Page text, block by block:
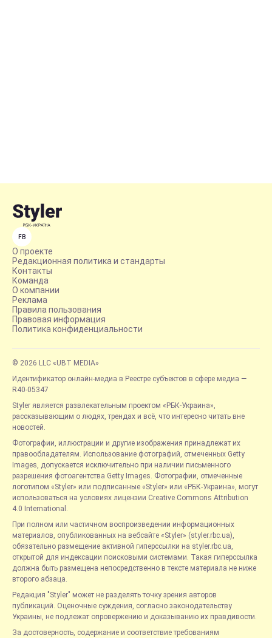
FB
О проекте
Редакционная политика и стандарты
Контакты
Команда
О компании
Реклама
Правила пользования
Правовая информация
Политика конфиденциальности
© 2026 LLC «UBT MEDIA»
Идентификатор онлайн-медиа в Реестре субъектов в сфере медиа —
R40-05347
Styler является развлекательным проектом «РБК-Украина»,
рассказывающим о людях, трендах и всё, что интересно читать вне
новостей.
Фотографии, иллюстрации и другие изображения принадлежат их
правообладателям. Использование фотографий, отмеченных Getty
Images, допускается исключительно при наличии письменного
разрешения фотоагентства Getty Images. Фотографии, отмеченные
логотипом «Styler» или подписанные «Styler» или «РБК-Украина», могут
использоваться на условиях лицензии Creative Commons Attribution
4.0 International.
При полном или частичном воспроизведении информационных
материалов, опубликованных на вебсайте «Styler» (styler.rbc.ua),
обязательно размещение активной гиперссылки на styler.rbc.ua,
открытой для индексации поисковыми системами. Такая гиперссылка
должна быть размещена непосредственно в тексте материала не ниже
второго абзаца.
Редакция "Styler" может не разделять точку зрения авторов
публикаций. Оценочные суждения, согласно законодательству
Украины, не подлежат опровержению и доказыванию их правдивости.
За достоверность, содержание и соответствие требованиям